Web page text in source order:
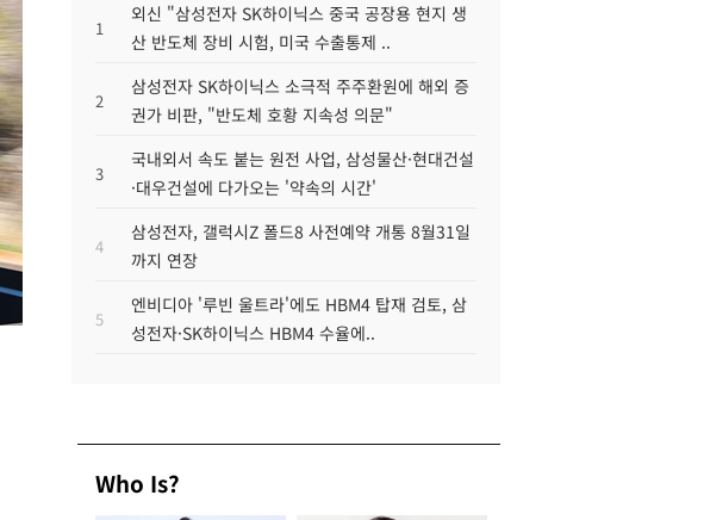
1
외신 "삼성전자 SK하이닉스 중국 공장용 현지 생
산 반도체 장비 시험, 미국 수출통제 ..
2
삼성전자 SK하이닉스 소극적 주주환원에 해외 증
권가 비판, "반도체 호황 지속성 의문"
3
국내외서 속도 붙는 원전 사업, 삼성물산·현대건설
·대우건설에 다가오는 '약속의 시간'
4
삼성전자, 갤럭시Z 폴드8 사전예약 개통 8월31일
까지 연장
5
엔비디아 '루빈 울트라'에도 HBM4 탑재 검토, 삼
성전자·SK하이닉스 HBM4 수율에..
Who Is?